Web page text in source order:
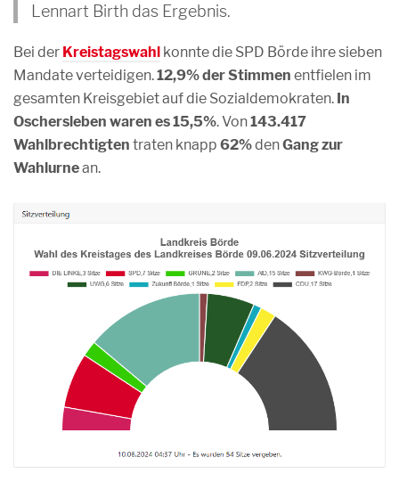
Lennart Birth das Ergebnis.
Bei der Kreistagswahl konnte die SPD Börde ihre sieben
Mandate verteidigen.12,9% der Stimmen entfielen im
gesamten Kreisgebiet auf die Sozialdemokraten. In
Oschersleben waren es 15,5%. Von143.417
Wahlbrechtigten traten knapp 62%denGang zur
Wahlurnean.